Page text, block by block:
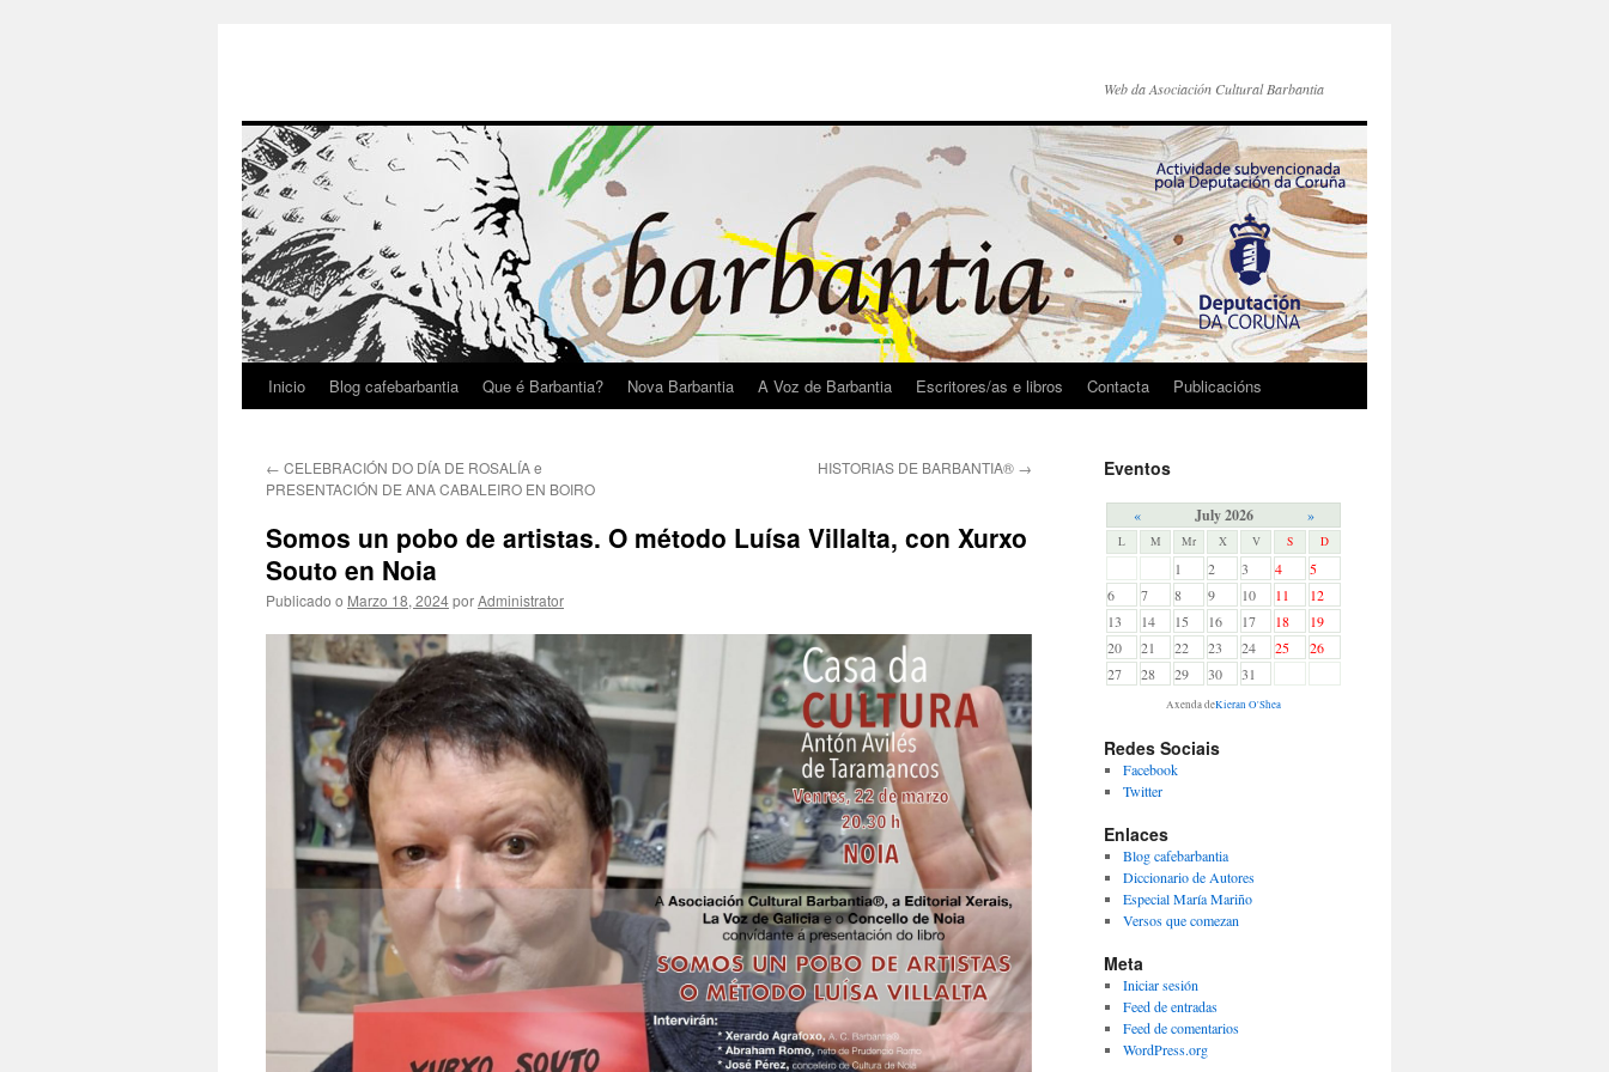
Web da Asociación Cultural Barbantia
Saltar
contido
Inicio Blog cafebarbantia Que é Barbantia? Nova Barbantia A Voz de Barbantia Escritores/as e libros Contacta Publicacións
← CELEBRACIÓN DO DÍA DE ROSALÍA e
PRESENTACIÓN DE ANA CABALEIRO EN BOIRO
HISTORIAS DE BARBANTIA® →
Somos un pobo de artistas. O método Luísa Villalta, con Xurxo
Souto en Noia
Publicado o Marzo 18, 2024porAdministrator
Eventos
« July 2026 »
L M Mr X V S D
1 2 3 4
5
6
7 8 9 10 11
12
13
14 15 16 17 18
19
20
21 22 23 24 25
26
27
28 29 30 31
Axenda deKieran O'Shea
Redes Sociais
Facebook
Twitter
Enlaces
Blog cafebarbantia
Diccionario de Autores
Especial María Mariño
Versos que comezan
Meta
Iniciar sesión
Feed de entradas
Feed de comentarios
WordPress.org